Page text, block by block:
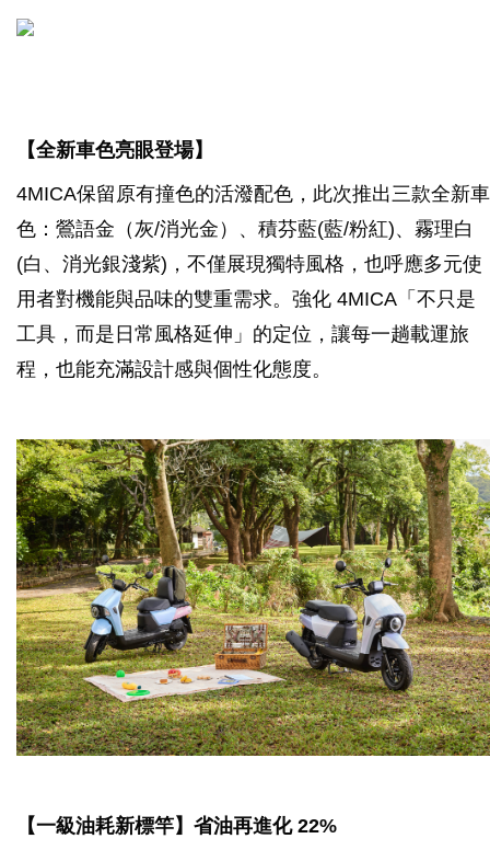
【全新車色亮眼登場】
4MICA保留原有撞色的活潑配色，此次推出三款全新車
色：鶯語金（灰/消光金）、積芬藍(藍/粉紅)、霧理白
(白、消光銀淺紫)，不僅展現獨特風格，也呼應多元使
用者對機能與品味的雙重需求。強化 4MICA「不只是
工具，而是日常風格延伸」的定位，讓每一趟載運旅
程，也能充滿設計感與個性化態度。
【一級油耗新標竿】省油再進化 22%